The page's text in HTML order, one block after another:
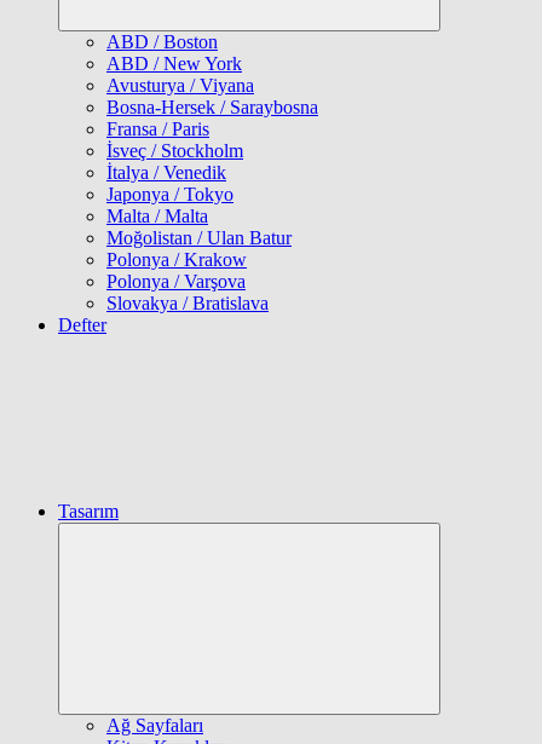
ABD / Boston
ABD / New York
Avusturya / Viyana
Bosna-Hersek / Saraybosna
Fransa / Paris
İsveç / Stockholm
İtalya / Venedik
Japonya / Tokyo
Malta / Malta
Moğolistan / Ulan Batur
Polonya / Krakow
Polonya / Varşova
Slovakya / Bratislava
Defter
Tasarım
Ağ Sayfaları